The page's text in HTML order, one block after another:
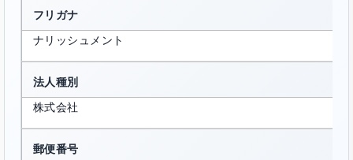
フリガナ
ナリッシュメント
法人種別
株式会社
郵便番号